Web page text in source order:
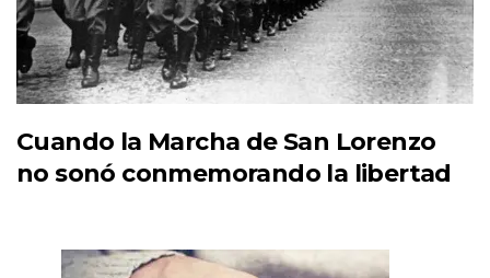
Cuando la Marcha de San Lorenzo
no sonó conmemorando la libertad